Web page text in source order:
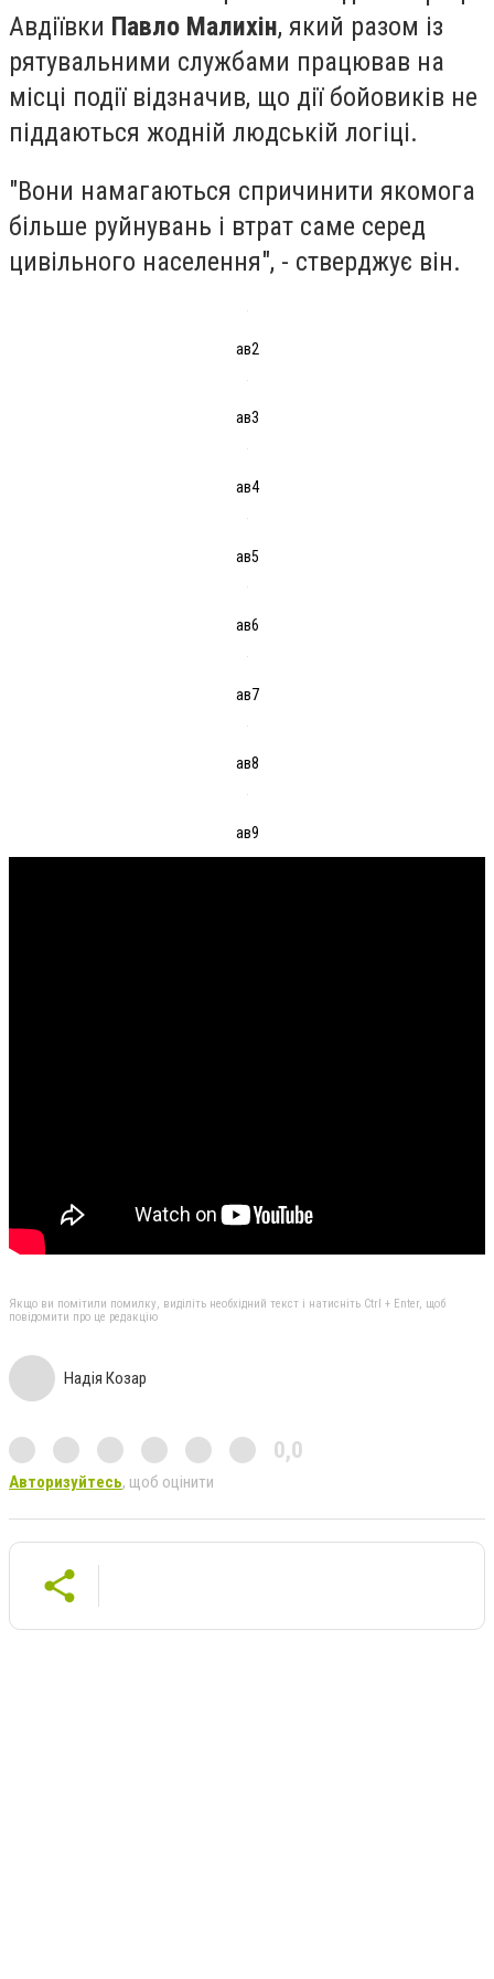
Авдіївки Павло Малихін, який разом із
рятувальними службами працював на
місці події відзначив, що дії бойовиків не
піддаються жодній людській логіці.
"Вони намагаються спричинити якомога
більше руйнувань і втрат саме серед
цивільного населення", - стверджує він.
ав2
ав3
ав4
ав5
ав6
ав7
ав8
ав9
Якщо ви помітили помилку, виділіть необхідний текст і натисніть Ctrl + Enter, щоб
повідомити про це редакцію
Надія Козар
0,0
Авторизуйтесь, щоб оцінити